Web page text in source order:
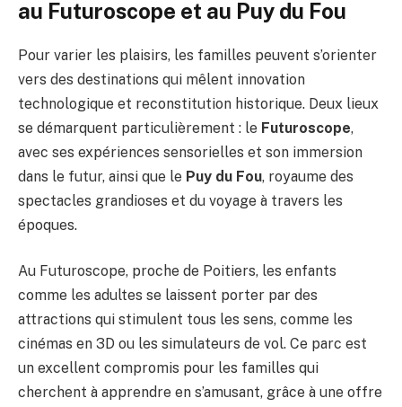
au Futuroscope et au Puy du Fou
Pour varier les plaisirs, les familles peuvent s’orienter
vers des destinations qui mêlent innovation
technologique et reconstitution historique. Deux lieux
se démarquent particulièrement : le Futuroscope,
avec ses expériences sensorielles et son immersion
dans le futur, ainsi que le Puy du Fou, royaume des
spectacles grandioses et du voyage à travers les
époques.
Au Futuroscope, proche de Poitiers, les enfants
comme les adultes se laissent porter par des
attractions qui stimulent tous les sens, comme les
cinémas en 3D ou les simulateurs de vol. Ce parc est
un excellent compromis pour les familles qui
cherchent à apprendre en s’amusant, grâce à une offre